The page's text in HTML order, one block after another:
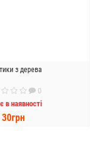
з дерева
0
в наявності
30грн